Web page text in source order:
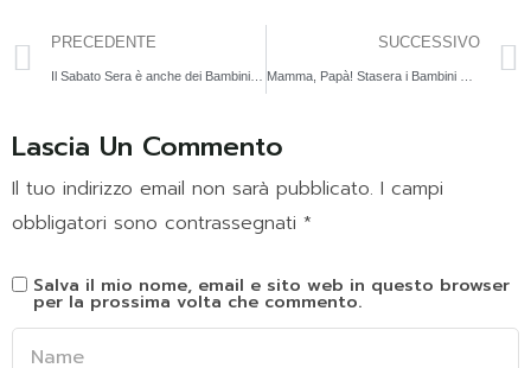
PRECEDENTE SUCCESSIVO
Lascia Un Commento
Il tuo indirizzo email non sarà pubblicato. I campi
obbligatori sono contrassegnati *
Salva il mio nome, email e sito web in questo browser
per la prossima volta che commento.